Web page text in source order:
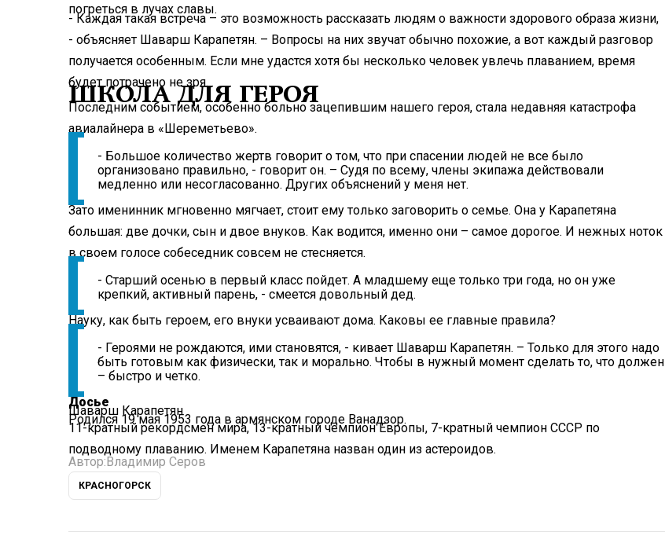
погреться в лучах славы.
- Каждая такая встреча – это возможность рассказать людям о важности здорового образа жизни,
- объясняет Шаварш Карапетян. – Вопросы на них звучат обычно похожие, а вот каждый разговор
получается особенным. Если мне удастся хотя бы несколько человек увлечь плаванием, время
будет потрачено не зря.
ШКОЛА ДЛЯ ГЕРОЯ
Последним событием, особенно больно зацепившим нашего героя, стала недавняя катастрофа
авиалайнера в «Шереметьево».
- Большое количество жертв говорит о том, что при спасении людей не все было
организовано правильно, - говорит он. – Судя по всему, члены экипажа действовали
медленно или несогласованно. Других объяснений у меня нет.
Зато именинник мгновенно мягчает, стоит ему только заговорить о семье. Она у Карапетяна
большая: две дочки, сын и двое внуков. Как водится, именно они – самое дорогое. И нежных ноток
в своем голосе собеседник совсем не стесняется.
- Старший осенью в первый класс пойдет. А младшему еще только три года, но он уже
крепкий, активный парень, - смеется довольный дед.
Науку, как быть героем, его внуки усваивают дома. Каковы ее главные правила?
- Героями не рождаются, ими становятся, - кивает Шаварш Карапетян. – Только для этого надо
быть готовым как физически, так и морально. Чтобы в нужный момент сделать то, что должен
– быстро и четко.
Досье
Шаварш Карапетян
Родился 19 мая 1953 года в армянском городе Ванадзор.
11-кратный рекордсмен мира, 13-кратный чемпион Европы, 7-кратный чемпион СССР по
подводному плаванию. Именем Карапетяна назван один из астероидов.
Автор: Владимир Серов
КРАСНОГОРСК